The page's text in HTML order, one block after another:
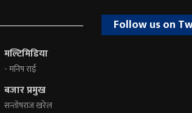
मल्टिमिडिया
- मनिष राई
बजार प्रमुख
सन्तोषराज खरेल
Follow us on